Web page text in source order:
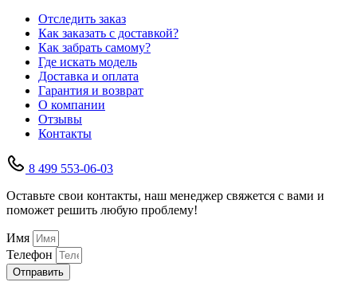
Отследить заказ
Как заказать с доставкой?
Как забрать самому?
Где искать модель
Доставка и оплата
Гарантия и возврат
О компании
Отзывы
Контакты
8 499 553-06-03
Оставьте свои контакты, наш менеджер свяжется с вами и
поможет решить любую проблему!
Имя
Телефон
Отправить